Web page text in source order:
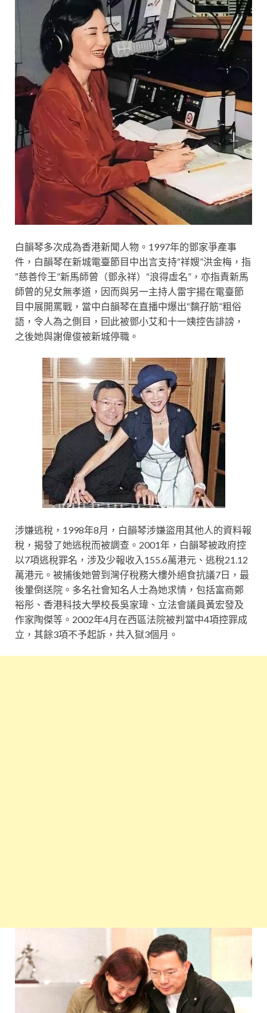
白韻琴多次成為香港新聞人物。1997年的鄧家爭產事
件，白韻琴在新城電臺節目中出言支持“祥嫂”洪金梅，指
“慈善伶王”新馬師曾（鄧永祥）“浪得虛名”，亦指責新馬
師曾的兒女無孝道，因而與另一主持人雷宇揚在電臺節
目中展開罵戰，當中白韻琴在直播中爆出“黐孖筋”粗俗
語，令人為之側目，囙此被鄧小艾和十一姨控告誹謗，
之後她與謝偉俊被新城停職。
涉嫌逃稅，1998年8月，白韻琴涉嫌盜用其他人的資料報
稅，揭發了她逃稅而被調查。2001年，白韻琴被政府控
以7項逃稅罪名，涉及少報收入155.6萬港元、逃稅21.12
萬港元。被捕後她曾到灣仔稅務大樓外絕食抗議7日，最
後暈倒送院。多名社會知名人士為她求情，包括富商鄭
裕彤、香港科技大學校長吳家瑋、立法會議員黃宏發及
作家陶傑等。2002年4月在西區法院被判當中4項控罪成
立，其餘3項不予起訴，共入獄3個月。